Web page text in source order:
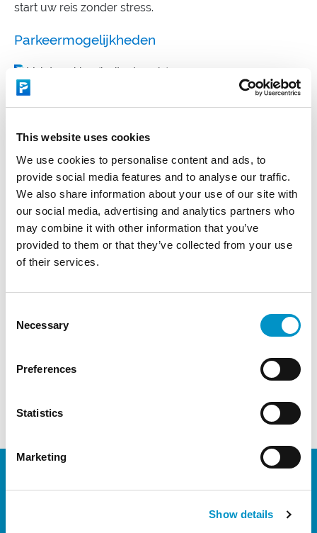
This website uses cookies
We use cookies to personalise content and ads, to
provide social media features and to analyse our traffic.
We also share information about your use of our site with
our social media, advertising and analytics partners who
may combine it with other information that you’ve
provided to them or that they’ve collected from your use
of their services.
Selection
Necessary
Preferences
Statistics
Marketing
Show details
start uw reis zonder stress.
Parkeermogelijkheden
Valet parking (buitenterrein)
Valet parking (parkeergarage)
Adresgegevens
Frankfurt Valet 24
Fasanenweg 5A
65451 Kelsterbach
Hoe werkt Airportdeal?
parkeertarieven van
Frankfurt Valet 24?